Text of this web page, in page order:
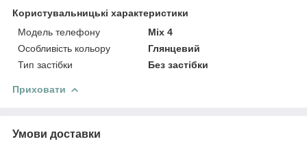
Користувальницькі характеристики
Модель телефону
Mix 4
Особливість кольору
Глянцевий
Тип застібки
Без застібки
Приховати
Умови доставки